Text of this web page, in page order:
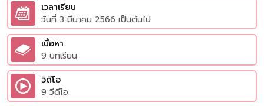
เวลาเรียน
วันที่ 3 มีนาคม 2566 เป็นต้นไป
เนื้อหา
9 บทเรียน
วิดีโอ
9 วีดีโอ